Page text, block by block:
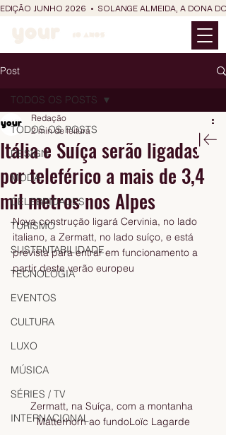
EDIÇÃO JUNHO 2026  •  SOLANGE ALMEIDA, A DONA
Post
TODOS OS POSTS
DESIGN
MODA
CELEBRIDADES
TURISMO
SUSTENTABILIDADE
TECNOLOGIA
EVENTOS
CULTURA
LUXO
MÚSICA
SÉRIES / TV
INTERNACIONAL
TODOS OS POSTS
Itália e Suíça serão ligadas
por teleférico a mais de 3,4
mil metros nos Alpes
Redação
2 min de leitura
Nova construção ligará Cervinia, no lado
italiano, a Zermatt, no lado suíço, e está
prevista para entrar em funcionamento a
partir deste verão europeu
Zermatt, na Suíça, com a montanha
Matterhorn ao fundoLoïc Lagarde